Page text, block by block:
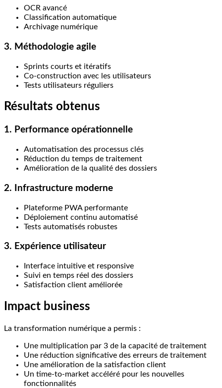
OCR avancé
Classification automatique
Archivage numérique
3. Méthodologie agile
Sprints courts et itératifs
Co-construction avec les utilisateurs
Tests utilisateurs réguliers
Résultats obtenus
1. Performance opérationnelle
Automatisation des processus clés
Réduction du temps de traitement
Amélioration de la qualité des dossiers
2. Infrastructure moderne
Plateforme PWA performante
Déploiement continu automatisé
Tests automatisés robustes
3. Expérience utilisateur
Interface intuitive et responsive
Suivi en temps réel des dossiers
Satisfaction client améliorée
Impact business
La transformation numérique a permis :
Une multiplication par 3 de la capacité de traitement
Une réduction significative des erreurs de traitement
Une amélioration de la satisfaction client
Un time-to-market accéléré pour les nouvelles
fonctionnalités